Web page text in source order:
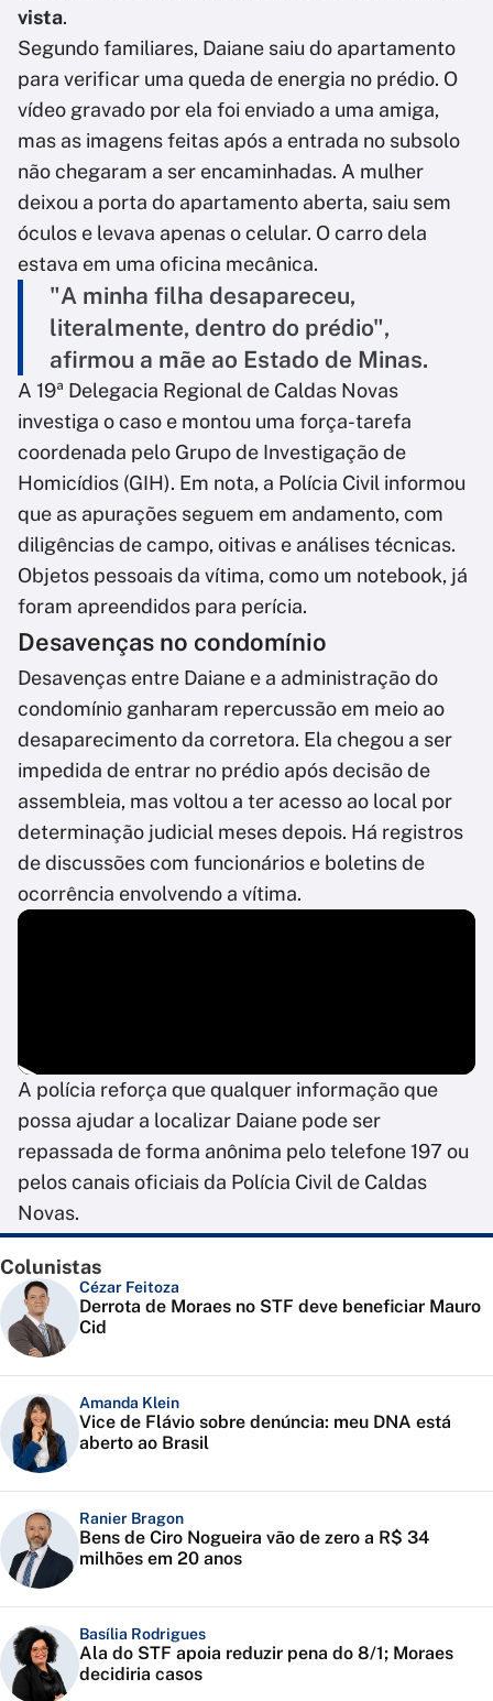
vista.
Segundo familiares, Daiane saiu do apartamento
para verificar uma queda de energia no prédio. O
vídeo gravado por ela foi enviado a uma amiga,
mas as imagens feitas após a entrada no subsolo
não chegaram a ser encaminhadas. A mulher
deixou a porta do apartamento aberta, saiu sem
óculos e levava apenas o celular. O carro dela
estava em uma oficina mecânica.
"A minha filha desapareceu,
literalmente, dentro do prédio",
afirmou a mãe ao Estado de Minas.
A 19ª Delegacia Regional de Caldas Novas
investiga o caso e montou uma força-tarefa
coordenada pelo Grupo de Investigação de
Homicídios (GIH). Em nota, a Polícia Civil informou
que as apurações seguem em andamento, com
diligências de campo, oitivas e análises técnicas.
Objetos pessoais da vítima, como um notebook, já
foram apreendidos para perícia.
Desavenças no condomínio
Desavenças entre Daiane e a administração do
condomínio ganharam repercussão em meio ao
desaparecimento da corretora. Ela chegou a ser
impedida de entrar no prédio após decisão de
assembleia, mas voltou a ter acesso ao local por
determinação judicial meses depois. Há registros
de discussões com funcionários e boletins de
ocorrência envolvendo a vítima.
A polícia reforça que qualquer informação que
possa ajudar a localizar Daiane pode ser
repassada de forma anônima pelo telefone 197 ou
pelos canais oficiais da Polícia Civil de Caldas
Novas.
Colunistas
Cézar Feitoza
Derrota de Moraes no STF deve beneficiar Mauro
Cid
Amanda Klein
Vice de Flávio sobre denúncia: meu DNA está
aberto ao Brasil
Ranier Bragon
Bens de Ciro Nogueira vão de zero a R$ 34
milhões em 20 anos
Basília Rodrigues
Ala do STF apoia reduzir pena do 8/1; Moraes
decidiria casos